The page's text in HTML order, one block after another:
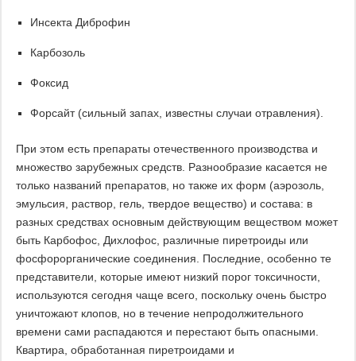
Инсекта Диброфин
Карбозоль
Фоксид
Форсайт (сильный запах, известны случаи отравления).
При этом есть препараты отечественного производства и
множество зарубежных средств. Разнообразие касается не
только названий препаратов, но также их форм (аэрозоль,
эмульсия, раствор, гель, твердое вещество) и состава: в
разных средствах основным действующим веществом может
быть Карбофос, Дихлофос, различные пиретроиды или
фосфорорганические соединения. Последние, особенно те
представители, которые имеют низкий порог токсичности,
используются сегодня чаще всего, поскольку очень быстро
уничтожают клопов, но в течение непродолжительного
времени сами распадаются и перестают быть опасными.
Квартира, обработанная пиретроидами и